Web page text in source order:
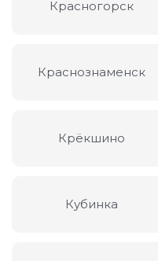
Красногорск
Краснознаменск
Крёкшино
Кубинка